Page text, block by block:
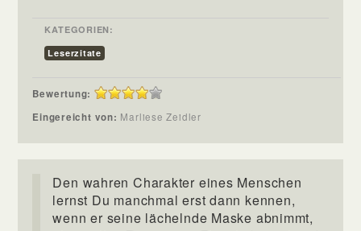
KATEGORIEN:
Leserzitate
Bewertung:
Eingereicht von: Marliese Zeidler
Den wahren Charakter eines Menschen
lernst Du manchmal erst dann kennen,
wenn er seine lächelnde Maske abnimmt,